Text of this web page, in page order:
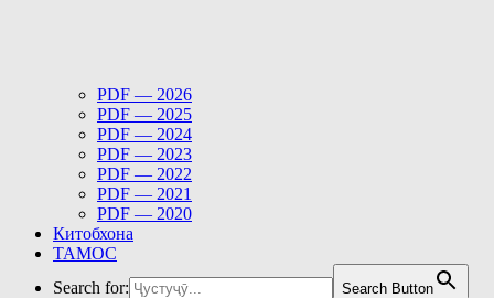
PDF — 2026
PDF — 2025
PDF — 2024
PDF — 2023
PDF — 2022
PDF — 2021
PDF — 2020
Китобхона
ТАМОС
Search for:
Search Button